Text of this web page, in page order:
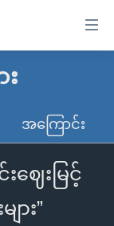
အကြောင်း
ေးမြင့်
း”